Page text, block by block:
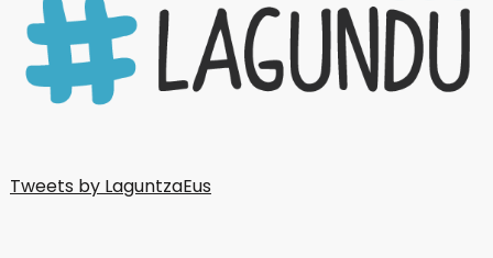
Tweets by LaguntzaEus